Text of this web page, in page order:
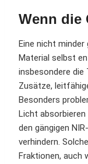
Wenn die
Eine nicht
Material selbst
insbesondere die
Zusätze,
Besonders
Licht
den gängigen
verhindern.
Fraktionen, auch